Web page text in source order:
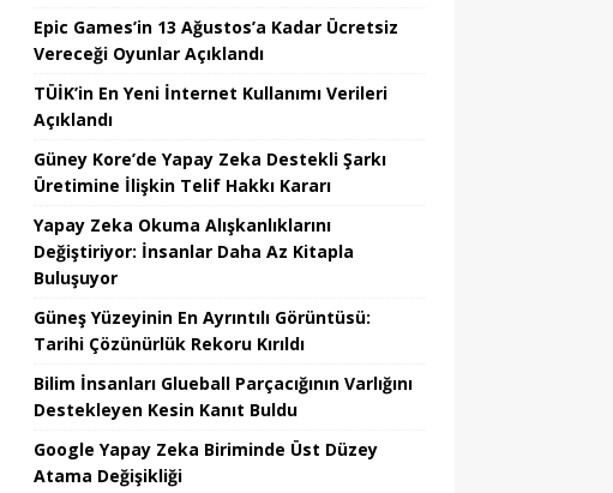
Epic Games’in 13 Ağustos’a Kadar Ücretsiz
Vereceği Oyunlar Açıklandı
TÜİK’in En Yeni İnternet Kullanımı Verileri
Açıklandı
Güney Kore’de Yapay Zeka Destekli Şarkı
Üretimine İlişkin Telif Hakkı Kararı
Yapay Zeka Okuma Alışkanlıklarını
Değiştiriyor: İnsanlar Daha Az Kitapla
Buluşuyor
Güneş Yüzeyinin En Ayrıntılı Görüntüsü:
Tarihi Çözünürlük Rekoru Kırıldı
Bilim İnsanları Glueball Parçacığının Varlığını
Destekleyen Kesin Kanıt Buldu
Google Yapay Zeka Biriminde Üst Düzey
Atama Değişikliği